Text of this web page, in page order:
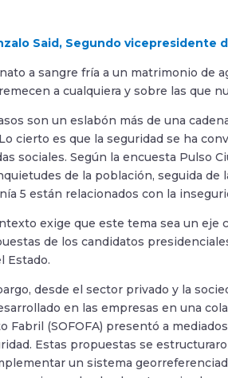
Said, Segundo vicepresidente
a sangre fría a un matrimonio de
a cualquiera y sobre las que
son un eslabón más de una
cierto es que la seguridad se ha
sociales. Según la encuesta Pulso
de la población, seguida de
5 están relacionados con la
exige que este tema sea un eje
de los candidatos
Estado.
desde el sector privado y la
en las empresas en una
Fabril (SOFOFA) presentó a
Estas propuestas se
un sistema